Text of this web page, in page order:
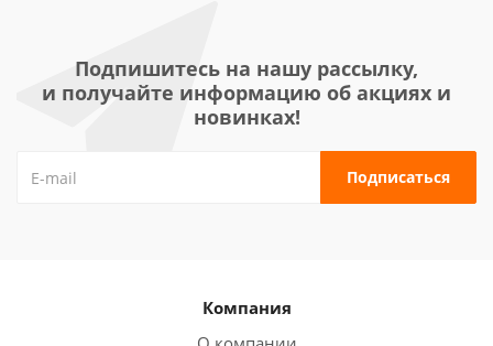
Подпишитесь на нашу рассылку,
и получайте информацию об акциях и
новинках!
Компания